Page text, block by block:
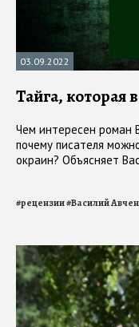
03.09.2022
Тайга, которая
Чем интересен роман
почему писателя
окраин? Объясняет
#рецензии#Василий